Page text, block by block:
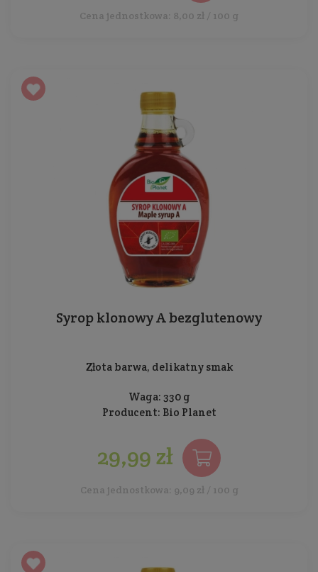
Cena jednostkowa: 8,00 zł / 100 g
Syrop klonowy A bezglutenowy
Złota barwa, delikatny smak
Waga: 330 g
Producent: Bio Planet
29,99 zł
Cena jednostkowa: 9,09 zł / 100 g